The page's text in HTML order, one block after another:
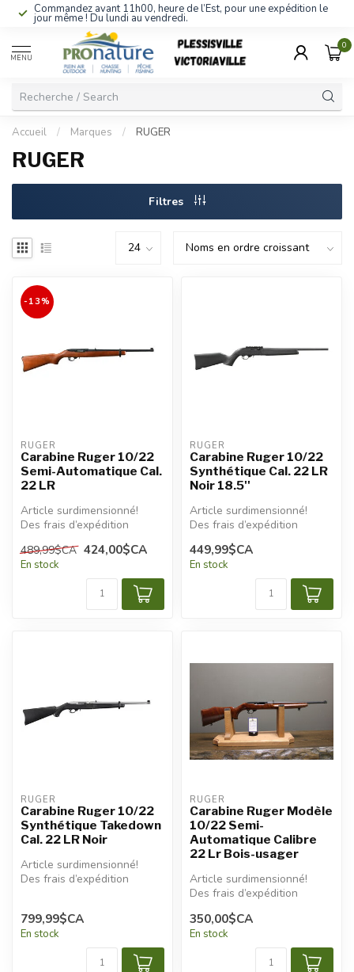
Commandez avant 11h00, heure de l’Est, pour une expédition le
jour même ! Du lundi au vendredi.
MENU
0
Accueil / Marques / RUGER
RUGER
Filtres
-13%
RUGER
Carabine Ruger 10/22
Semi-Automatique Cal.
22 LR
Article surdimensionné!
Des frais d’expédition
appliqués.
489,99$CA 424,00$CA
En stock
RUGER
Carabine Ruger 10/22
Synthétique Cal. 22 LR
Noir 18.5''
Article surdimensionné!
Des frais d’expédition
additionnels seront
appliqués.
449,99$CA
En stock
RUGER
Carabine Ruger 10/22
Synthétique Takedown
Cal. 22 LR Noir
Article surdimensionné!
Des frais d’expédition
799,99$CA
En stock
RUGER
Carabine Ruger Modèle
10/22 Semi-
Automatique Calibre
22 Lr Bois-usager
Article surdimensionné!
Des frais d’expédition
appliqués.
350,00$CA
En stock